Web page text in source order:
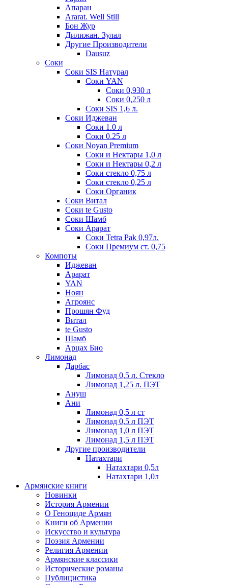
Апаран
Ararat. Well Still
Бон Жур
Дилижан. Зулал
Другие Производители
Dausuz
Соки
Соки SIS Натурал
Соки YAN
Соки 0,930 л
Соки 0,250 л
Соки SIS 1,6 л.
Соки Иджеван
Соки 1.0 л
Соки 0.25 л
Соки Noyan Premium
Соки и Нектары 1,0 л
Соки и Нектары 0,2 л
Соки стекло 0,75 л
Соки стекло 0,25 л
Соки Органик
Соки Витал
Соки te Gusto
Соки Шамб
Соки Арарат
Соки Tetra Pak 0,97л.
Соки Премиум ст. 0,75
Компоты
Иджеван
Арарат
YAN
Ноян
Агроянс
Прошян Фуд
Витал
te Gusto
Шамб
Арцах Био
Лимонад
Дарбас
Лимонад 0,5 л. Стекло
Лимонад 1,25 л. ПЭТ
Ануш
Ани
Лимонад 0,5 л ст
Лимонад 0,5 л ПЭТ
Лимонад 1,0 л ПЭТ
Лимонад 1,5 л ПЭТ
Другие производители
Натахтари
Натахтари 0,5л
Натахтари 1,0л
Армянские книги
Новинки
История Армении
О Геноциде Армян
Книги об Армении
Иcкусство и культура
Поэзия Армении
Религия Армении
Армянские классики
Исторические романы
Публицистика